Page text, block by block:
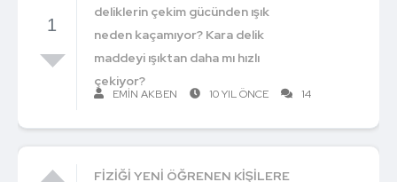
1
deliklerin çekim gücünden ışık
neden kaçamıyor? Kara delik
maddeyi ışıktan daha mı hızlı
çekiyor?
EMIN AKBEN 10 YIL ÖNCE 14
FİZİĞİ YENİ ÖĞRENEN KİŞİLERE